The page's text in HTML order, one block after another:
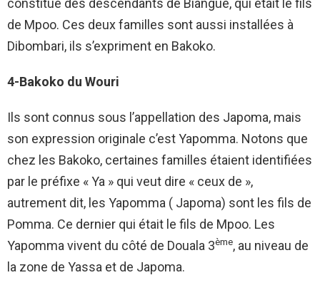
constitué des descendants de Biangue, qui était le fils
de Mpoo. Ces deux familles sont aussi installées à
Dibombari, ils s’expriment en Bakoko.
4-Bakoko du Wouri
Ils sont connus sous l’appellation des Japoma, mais
son expression originale c’est Yapomma. Notons que
chez les Bakoko, certaines familles étaient identifiées
par le préfixe « Ya » qui veut dire « ceux de »,
autrement dit, les Yapomma ( Japoma) sont les fils de
Pomma. Ce dernier qui était le fils de Mpoo. Les
Yapomma vivent du côté de Douala 3ème, au niveau de
la zone de Yassa et de Japoma.